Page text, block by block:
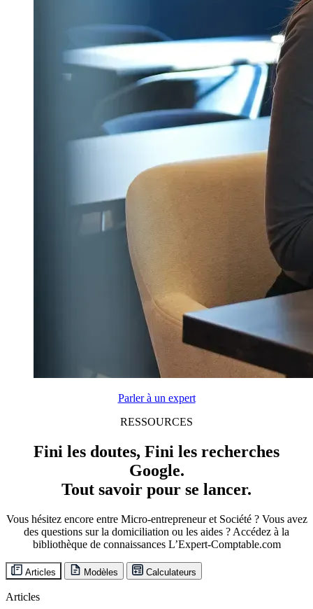
Parler à un expert
RESSOURCES
Fini les doutes, Fini les recherches
Google.
Tout savoir pour se lancer.
Vous hésitez encore entre Micro-entrepreneur et Société ? Vous avez
des questions sur la domiciliation ou les aides ? Accédez à la
bibliothèque de connaissances L’Expert-Comptable.com
Articles Modèles Calculateurs
Articles